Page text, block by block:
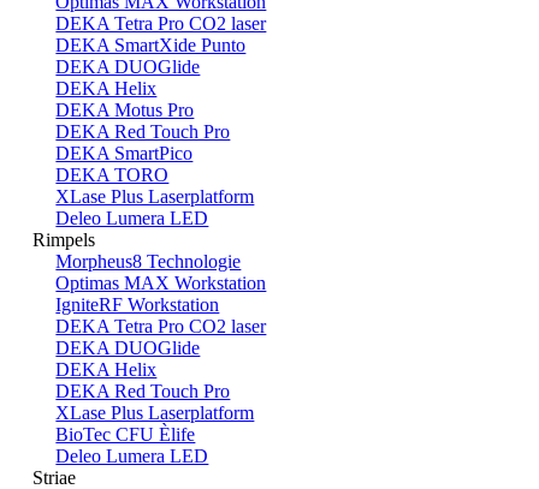
DEKA Tetra Pro CO2 laser
DEKA SmartXide Punto
DEKA DUOGlide
DEKA Helix
DEKA Motus Pro
DEKA Red Touch Pro
DEKA SmartPico
DEKA TORO
XLase Plus Laserplatform
Deleo Lumera LED
Rimpels
Morpheus8 Technologie
Optimas MAX Workstation
IgniteRF Workstation
DEKA Tetra Pro CO2 laser
DEKA DUOGlide
DEKA Helix
DEKA Red Touch Pro
XLase Plus Laserplatform
BioTec CFU Èlife
Deleo Lumera LED
Striae